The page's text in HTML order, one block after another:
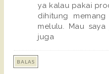
ya kalau pakai
dihitung
melulu. Mau
juga
BALAS